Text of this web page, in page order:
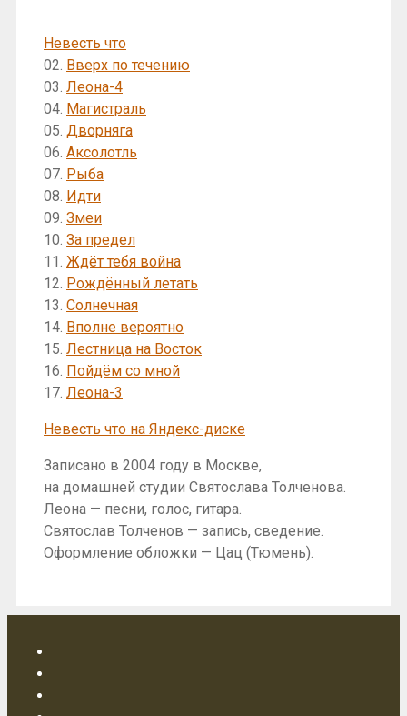
Невесть что
02. Вверх по течению
03. Леона-4
04. Магистраль
05. Дворняга
06. Аксолотль
07. Рыба
08. Идти
09. Змеи
10. За предел
11. Ждёт тебя война
12. Рождённый летать
13. Солнечная
14. Вполне вероятно
15. Лестница на Восток
16. Пойдём со мной
17. Леона-3
Невесть что на Яндекс-диске
Записано в 2004 году в Москве,
на домашней студии Святослава Толченова.
Леона — песни, голос, гитара.
Святослав Толченов — запись, сведение.
Оформление обложки — Цац (Тюмень).